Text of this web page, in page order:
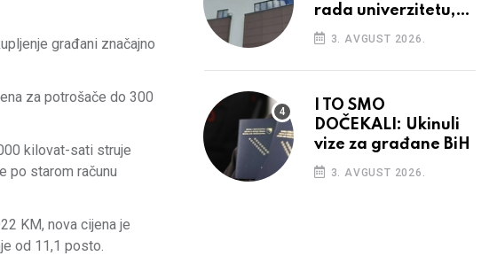
građani značajno
za potrošače do 300
kilovat-sati struje
po starom računu
KM, nova cijena je
od 11,1 posto.
rada univerzitetu,
provedba sudskih
odluka
3. AVGUST 2026.
I TO SMO
DOČEKALI: Ukinuli
vize za građane BiH
3. AVGUST 2026.